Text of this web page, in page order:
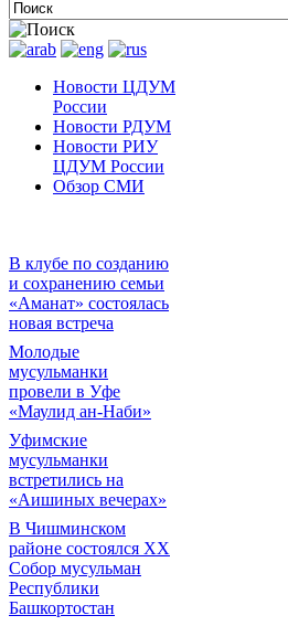
Новости ЦДУМ
России
Новости РДУМ
Новости РИУ
ЦДУМ России
Обзор СМИ
В клубе по созданию
и сохранению семьи
«Аманат» состоялась
новая встреча
Молодые
мусульманки
провели в Уфе
«Маулид ан-Наби»
Уфимские
мусульманки
встретились на
«Аишиных вечерах»
В Чишминском
районе состоялся XX
Собор мусульман
Республики
Башкортостан